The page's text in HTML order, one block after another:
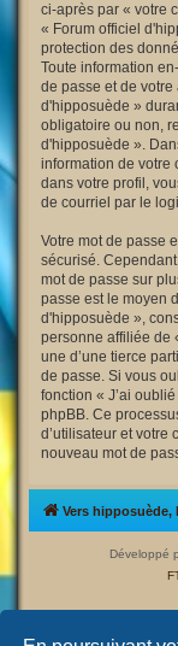
ci-après par « votre
« Forum officiel
protection des
Toute information
de passe et de votre
d'hipposuède »
obligatoire ou non,
d'hipposuède ».
information de votre
dans votre profil,
de courriel par le
Votre mot de passe
sécurisé.
mot de passe sur
passe est le moyen
d'hipposuède »,
personne affiliée de
une d’une tierce
de passe. Si vous
fonction « J’ai
phpBB. Ce
d’utilisateur et votre
nouveau mot de
Vers hipposuède,
Développé